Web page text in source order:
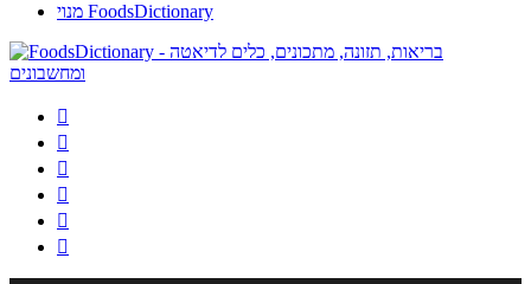
מנוי FoodsDictionary





